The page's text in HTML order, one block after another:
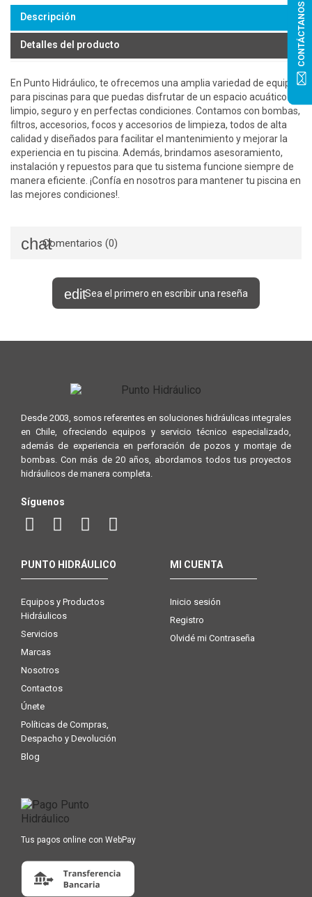
Descripción
Detalles del producto
En Punto Hidráulico, te ofrecemos una amplia variedad de equipos
para piscinas para que puedas disfrutar de un espacio acuático
limpio, seguro y en perfectas condiciones. Contamos con bombas,
filtros, accesorios, focos y accesorios de limpieza, todos de alta
calidad y diseñados para facilitar el mantenimiento y mejorar la
experiencia en tu piscina. Además, brindamos asesoramiento,
instalación y repuestos para que tu sistema funcione siempre de
manera eficiente. ¡Confía en nosotros para mantener tu piscina en
las mejores condiciones!.
Comentarios (0)
Sea el primero en escribir una reseña
Desde 2003, somos referentes en soluciones hidráulicas integrales
en Chile, ofreciendo equipos y servicio técnico especializado,
además de experiencia en perforación de pozos y montaje de
bombas. Con más de 20 años, abordamos todos tus proyectos
hidráulicos de manera completa.
Síguenos
PUNTO HIDRÁULICO
Equipos y Productos
Hidráulicos
Servicios
Marcas
Nosotros
Contactos
Únete
Políticas de Compras,
Despacho y Devolución
Blog
MI CUENTA
Inicio sesión
Registro
Olvidé mi Contraseña
CONTÁCTANOS
Tus pagos online con WebPay